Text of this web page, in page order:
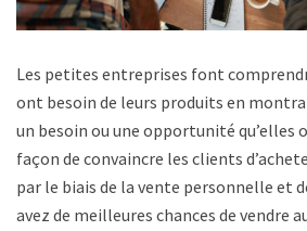
Les petites entreprises font
ont besoin de leurs produits en
un besoin ou une opportunité qu’elles
façon de convaincre les clients
par le biais de la vente personnelle et
avez de meilleures chances de vendre